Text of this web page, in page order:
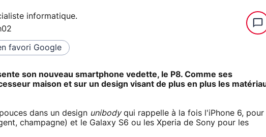
informatique.
favori Google
son nouveau smartphone vedette, le P8. Comme ses
maison et sur un design visant de plus en plus les
dans un design unibodyqui rappelle à la fois l'iPhone 6, pour
champagne) et le Galaxy S6 ou les Xperia de Sony pour les